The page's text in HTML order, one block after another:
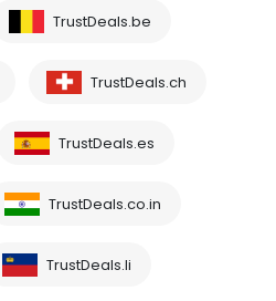
TrustDeals.be
TrustDeals.ch
TrustDeals.es
TrustDeals.co.in
TrustDeals.li